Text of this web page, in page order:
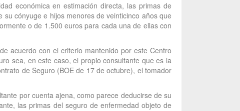
económica en estimación directa, las primas de
cónyuge e hijos menores de veinticinco años que
o de 1.500 euros para cada una de ellas con
acuerdo con el criterio mantenido por este Centro
sea, en este caso, el propio consultante que es la
de Seguro (BOE de 17 de octubre), el tomador
por cuenta ajena, como parece deducirse de su
las primas del seguro de enfermedad objeto de